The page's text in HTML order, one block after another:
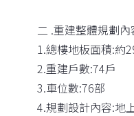
二 .重建整體規劃內
1.總樓地板面積:約
2.重建戶數:74戶
3.車位數:76部
4.規劃設計內容:地